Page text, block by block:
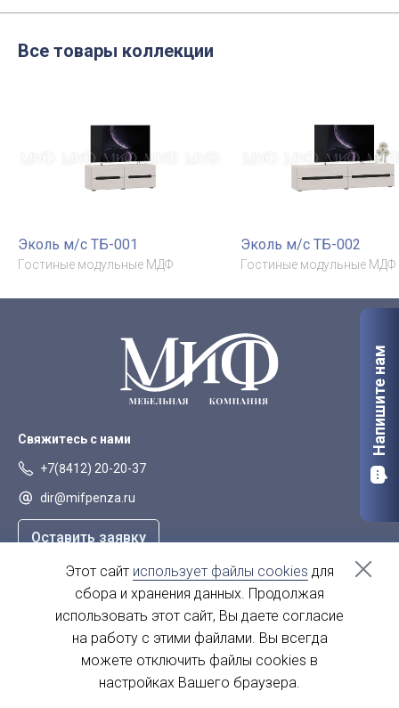
Все товары коллекции
Эколь м/с ТБ-001
Гостиные модульные МДФ
Эколь м/с ТБ-002
Гостиные модульные МДФ
Свяжитесь с нами
+7(8412) 20-20-37
dir@mifpenza.ru
Оставить заявку
г. Пенза, ул. Аустрина, 139а
пн-пт - с 9.00-18.00
сб, вс - выходной
Напишите нам
Этот сайт использует файлы cookies для
сбора и хранения данных. Продолжая
использовать этот сайт, Вы даете согласие
на работу с этими файлами. Вы всегда
можете отключить файлы cookies в
настройках Вашего браузера.